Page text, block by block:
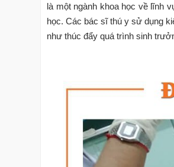
là một ngành khoa học về lĩnh
học. Các bác sĩ thú y sử dụng
như thúc đẩy quá trình sinh